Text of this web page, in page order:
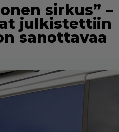
sirkus” –
julkistettiin
sanottavaa